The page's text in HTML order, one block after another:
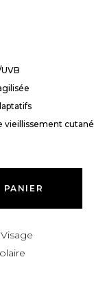
vieillissement cutané
Visage